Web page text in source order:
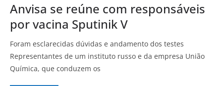
Anvisa se reúne com responsáveis
por vacina Sputinik V
Foram esclarecidas dúvidas e andamento dos testes
Representantes de um instituto russo e da empresa União
Química, que conduzem os